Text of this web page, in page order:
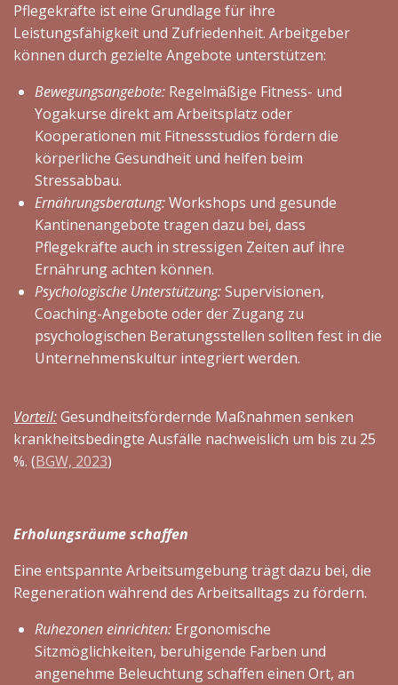
Pflegekräfte ist eine Grundlage für ihre
Leistungsfähigkeit und Zufriedenheit. Arbeitgeber
können durch gezielte Angebote unterstützen:
Bewegungsangebote: Regelmäßige Fitness- und
Yogakurse direkt am Arbeitsplatz oder
Kooperationen mit Fitnessstudios fördern die
körperliche Gesundheit und helfen beim
Stressabbau.
Ernährungsberatung:Workshops und gesunde
Kantinenangebote tragen dazu bei, dass
Pflegekräfte auch in stressigen Zeiten auf ihre
Ernährung achten können.
Psychologische Unterstützung:Supervisionen,
Coaching-Angebote oder der Zugang zu
psychologischen Beratungsstellen sollten fest in die
Unternehmenskultur integriert werden.
Vorteil:Gesundheitsfördernde Maßnahmen senken
krankheitsbedingte Ausfälle nachweislich um bis zu 25
%. (BGW, 2023)
Erholungsräume schaffen
Eine entspannte Arbeitsumgebung trägt dazu bei, die
Regeneration während des Arbeitsalltags zu fördern.
Ruhezonen einrichten: Ergonomische
Sitzmöglichkeiten, beruhigende Farben und
angenehme Beleuchtung schaffen einen Ort, an